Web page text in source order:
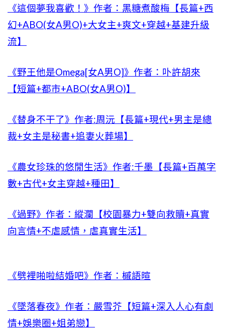
《這個夢我喜歡！》作者：黑糖煮酸梅【長篇+西
幻+ABO(女A男O)+大女主+爽文+穿越+基建升級
流】
《野王他是Omega[女A男O]》作者：卟許胡來
【短篇+都市+ABO(女A男O)】
《替身不干了》作者:周沅【長篇+現代+男主是總
裁+女主是秘書+追妻火葬場】
《農女珍珠的悠閒生活》作者:千墨【長篇+百萬字
數+古代+女主穿越+種田】
《過野》作者：縱瀾【校園暴力+雙向救贖+真實
向言情+不虐感情，虐真實生活】
《劈裡啪啦結婚吧》作者：槭語暄
《墜落春夜》作者：嚴雪芥【短篇+深入人心有劇
情+娛樂圈+姐弟戀】